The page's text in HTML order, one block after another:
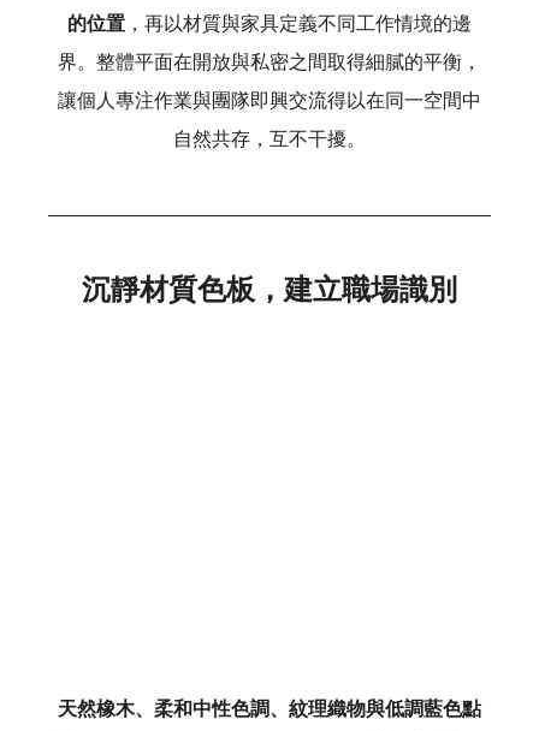
的位置 ，再以材質與家具定義不同工作情境的邊
界。整體平面在開放與私密之間取得細膩的平衡，
讓個人專注作業與團隊即興交流得以在同一空間中
自然共存，互不干擾。
沉靜材質色板，建立職場識別
天然橡木、柔和中性色調、紋理織物與低調藍色點